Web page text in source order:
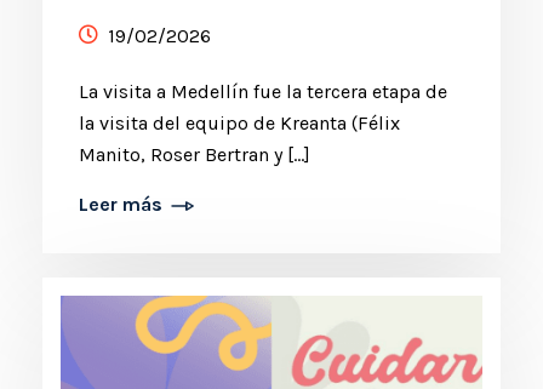
19/02/2026
La visita a Medellín fue la tercera etapa de
la visita del equipo de Kreanta (Félix
Manito, Roser Bertran y […]
Leer más